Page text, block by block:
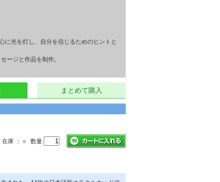
に光を灯し、自分を信じるためのヒントと
ージと作品を制作。
まとめて購入
在庫 ： ○ 数量